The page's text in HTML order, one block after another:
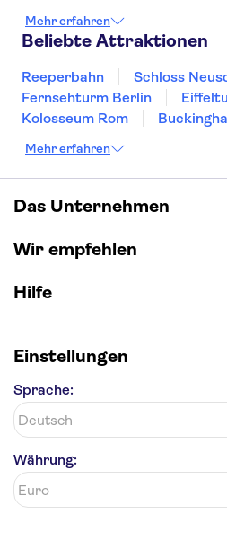
Stuttgart
Heidelberg
Mehr erfahren
Beliebte Attraktionen
Reeperbahn
Schloss
Fernsehturm Berlin
Kolosseum Rom
Sagrada Familia
Moulin Rouge
Burj Khalifa
London Eye
Mehr erfahren
Das Unternehmen
Wir empfehlen
Hilfe
Einstellungen
Sprache:
Währung: